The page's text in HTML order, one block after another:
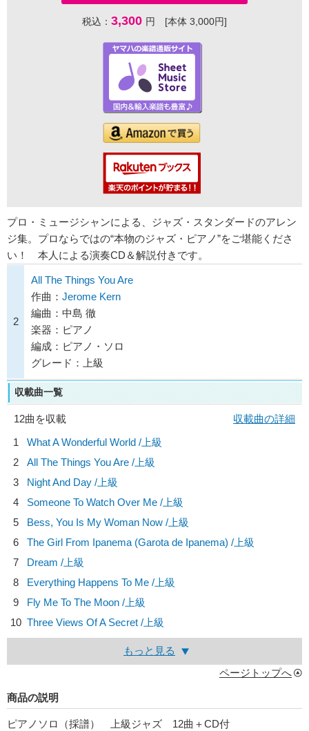
税込： 3,300 円 [本体 3,000円]
プロ・ミュージシャンによる、ジャズ・スタンダードのアレン
ジ集。プロならではの“本物のジャズ・ピアノ”をご堪能くださ
い！ 本人による演奏CD＆解説付きです。
2
All The Things You Are
作曲： Jerome Kern
編曲：中島 徹
楽器：ピアノ
編成：ピアノ・ソロ
グレード：上級
収載曲一覧
12曲を収載
収載曲の詳細
1
What A Wonderful World /上級
2
All The Things You Are /上級
3
Night And Day /上級
4
Someone To Watch Over Me /上級
5
Bess, You Is My Woman Now /上級
6
The Girl From Ipanema (Garota de Ipanema) /上級
7
Dream /上級
8
Everything Happens To Me /上級
9
Fly Me To The Moon /上級
10 Three Views Of A Secret /上級
もっと見る
ページトップへ
商品の説明
ピアノソロ（採譜） 上級ジャズ 12曲＋CD付